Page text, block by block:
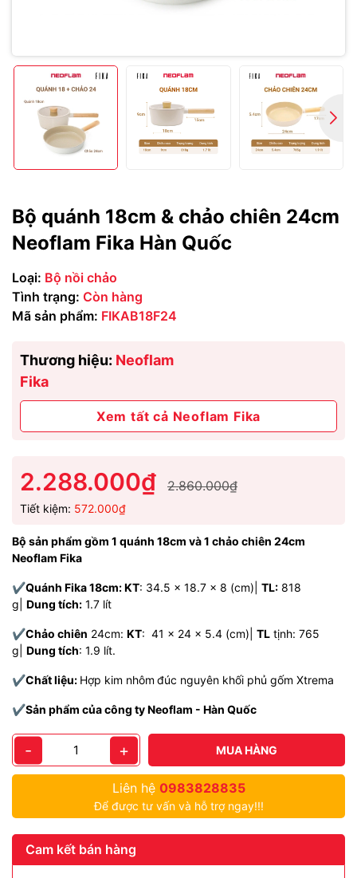
Bộ quánh 18cm & chảo chiên 24cm
Neoflam Fika Hàn Quốc
Loại: Bộ nồi chảo
Tình trạng: Còn hàng
Mã sản phẩm: FIKAB18F24
Thương hiệu: Neoflam
Fika
Xem tất cả Neoflam Fika
2.288.000₫ 2.860.000₫
Tiết kiệm: 572.000₫
Bộ sản phẩm gồm 1 quánh 18cm và 1 chảo chiên 24cm
Neoflam Fika
✔️Quánh Fika 18cm: KT: 34.5 x 18.7 x 8 (cm)| TL: 818
g| Dung tích: 1.7 lít
✔️Chảo chiên 24cm: KT: 41 x 24 x 5.4 (cm)| TL tịnh: 765
g| Dung tích: 1.9 lít.
✔️Chất liệu: Hợp kim nhôm đúc nguyên khối phủ gốm Xtrema
✔️Sản phẩm của công ty Neoflam - Hàn Quốc
- + MUA HÀNG
Liên hệ 0983828835
Để được tư vấn và hỗ trợ ngay!!!
Cam kết bán hàng